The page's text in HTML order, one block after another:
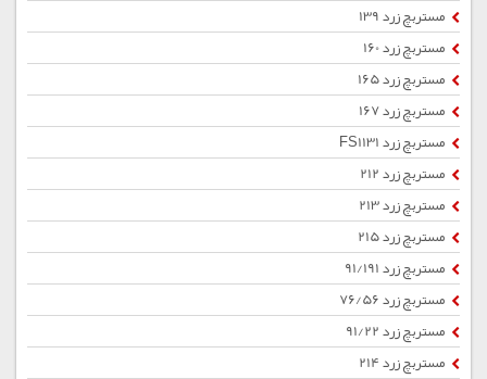
مستربچ زرد 139
مستربچ زرد 160
مستربچ زرد 165
مستربچ زرد 167
مستربچ زرد FS1131
مستربچ زرد 212
مستربچ زرد 213
مستربچ زرد 215
مستربچ زرد 91/191
مستربچ زرد 76/56
مستربچ زرد 91/22
مستربچ زرد 214